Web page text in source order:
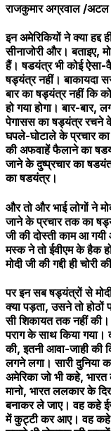
राजकुमार अग्रवाल /अटल
इन अमेरिकियों ने क्या हद्द
सीनाजोरी और। बताइए,
हैं। षडयंत्र भी कोई ऐसा-
षड्यंत्र नहीं। बाकायदा
बार का षड्यंत्र नहीं कि
हो गया होगा। बार-
पेगासस का षड्यंत्र रचने
घपले-घोटाले के प्रचार
की अफवाहें फैलाने का
जाने के दुष्प्रचार का
का षडयंत्र।
और तो और भाई लोगों ने
जाने के प्रचार तक का
जी की दोस्ती काम आ गयी
मस्क ने तो ईवीएम के हैक
मोदी जी की गद्दी ही
पर इन सब षड्यंत्रों से
क्या पड़ता, उसने तो
सी शिकायत तक नहीं की।
पराग के साथ किया गया।
की, इतनी आवा-जाही की
लगने लगा। सारी दुनिया
अमेरिका जो भी कहे,
मानो, भारत ललकार के
बनाकर ले जाए। वह कहे
में कुट्टी कर आए। वह कहे